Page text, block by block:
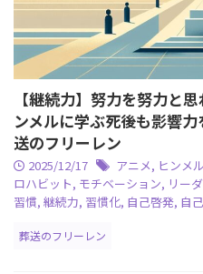
【継続力】努力を努力と
ンメルに学ぶ死後も影響
送のフリーレン
2025/12/17 アニメ, ヒンメル
ロハビット, モチベーション, リー
習慣, 継続力, 習慣化, 自己啓発, 自
葬送のフリーレン